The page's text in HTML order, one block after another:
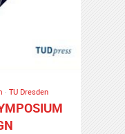
· TU Dresden